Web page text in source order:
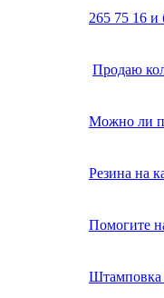
265 75 16 и
Продаю
Можно ли
Резина на
Помогите
Штамповка